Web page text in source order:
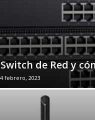
de Red y
febrero, 2023